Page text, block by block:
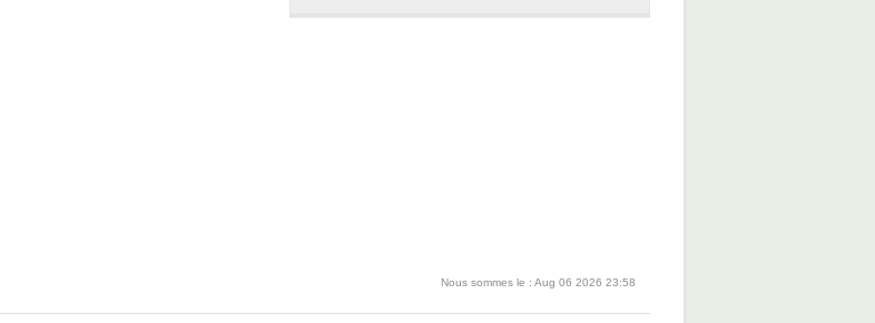
Nous sommes le : Aug 06 2026 23:58